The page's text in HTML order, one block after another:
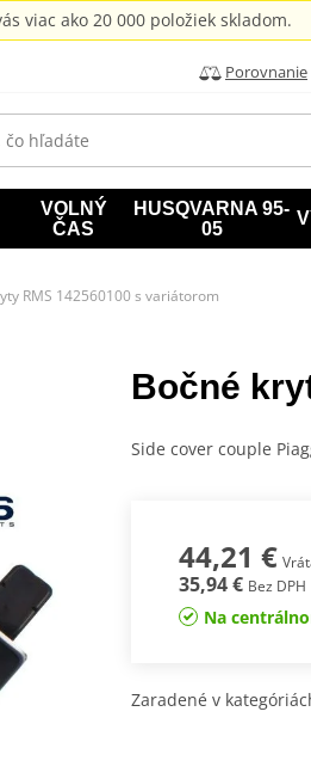
viac ako 20 000 položiek skladom.
Porovnanie
VOLNÝ
ČAS
HUSQVARNA 95-
05
RMS 142560100 s variátorom
Bočné
Side cover couple
44,21 €
35,94 € Bez DPH
Na
Zaradené v